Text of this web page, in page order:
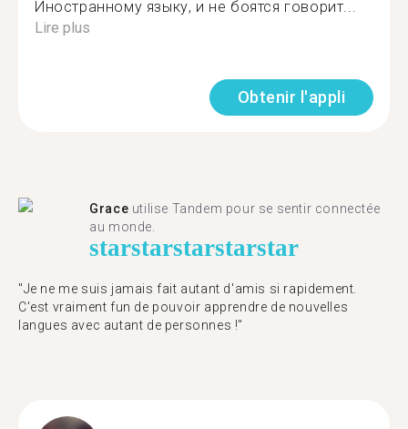
Иностранному языку, и не боятся говорит...
Lire plus
Obtenir l'appli
Grace utilise Tandem pour se sentir connectée
au monde.
starstarstarstarstar
"Je ne me suis jamais fait autant d'amis si rapidement.
C'est vraiment fun de pouvoir apprendre de nouvelles
langues avec autant de personnes !"